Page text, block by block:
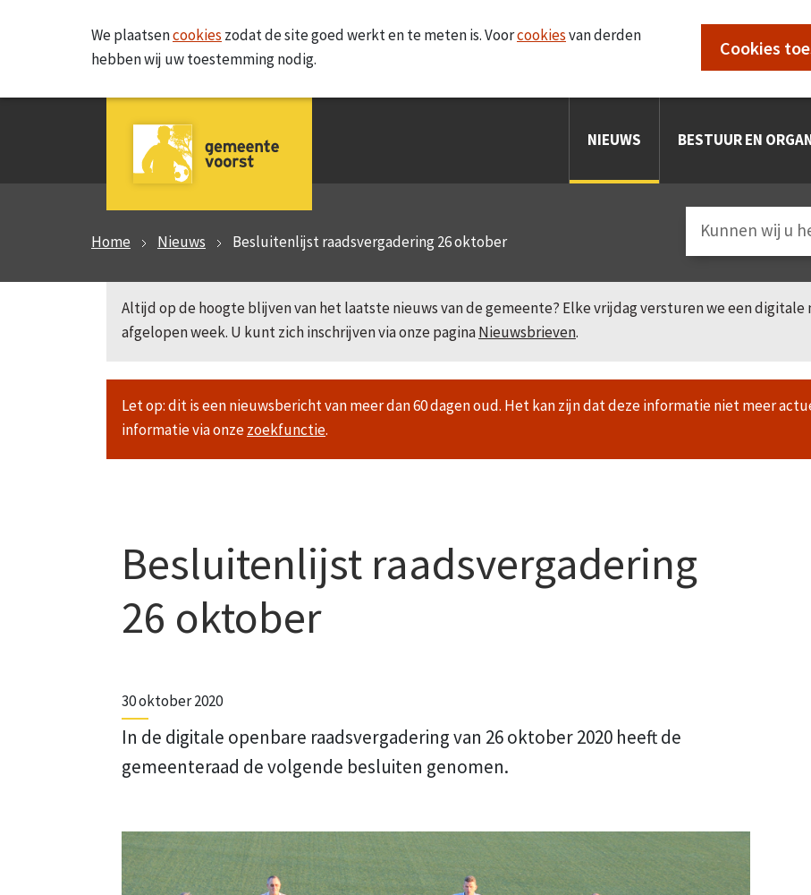
We plaatsencookies zodat de site goed werkt en te meten is. Voorcookiesvan derden
hebben wij uw toestemming nodig.
Cookies
NIEUWS BESTUUR EN
Home Nieuws Besluitenlijst raadsvergadering 26 oktober
Altijd op de hoogte blijven van het laatste nieuws van de gemeente? Elke vrijdag versturen we een
afgelopen week. U kunt zich inschrijven via onze paginaNieuwsbrieven.
Let op: dit is een nieuwsbericht van meer dan 60 dagen oud. Het kan zijn dat deze informatie niet meer
informatie via onzezoekfunctie.
Besluitenlijst raadsvergadering
26 oktober
30 oktober 2020
In de digitale openbare raadsvergadering van 26 oktober 2020 heeft de
gemeenteraad de volgende besluiten genomen.